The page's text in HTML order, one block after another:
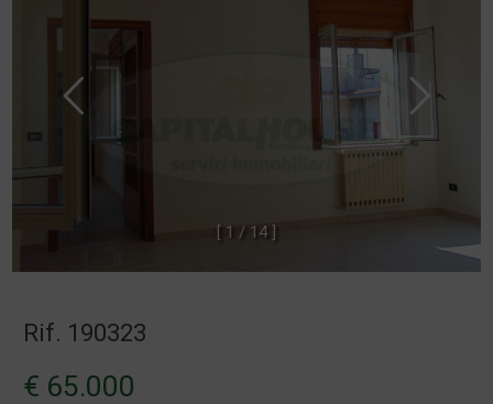
[ 1 / 1 4 ]
Rif. 190323
€ 65.000